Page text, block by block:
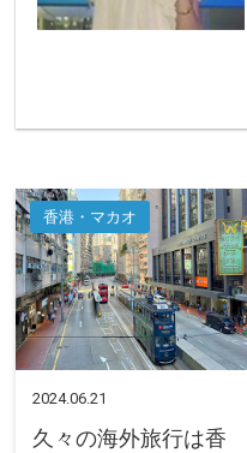
香港・マカオ
2024.06.21
久々の海外旅行は香